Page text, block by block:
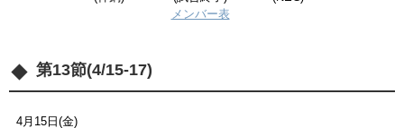
メンバー表
第13節(4/15-17)
4月15日(金)